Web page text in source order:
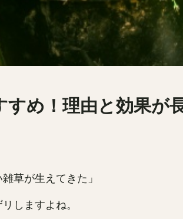
め！理由と効果が
草が生えてきた」
しますよね。